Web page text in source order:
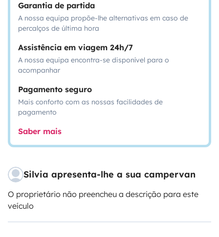
Garantia de partida
A nossa equipa propõe-lhe alternativas em caso de
percalços de última hora
Assistência em viagem 24h/7
A nossa equipa encontra-se disponível para o
acompanhar
Pagamento seguro
Mais conforto com as nossas facilidades de
pagamento
Saber mais
Silvia apresenta-lhe a sua campervan
O proprietário não preencheu a descrição para este
veículo